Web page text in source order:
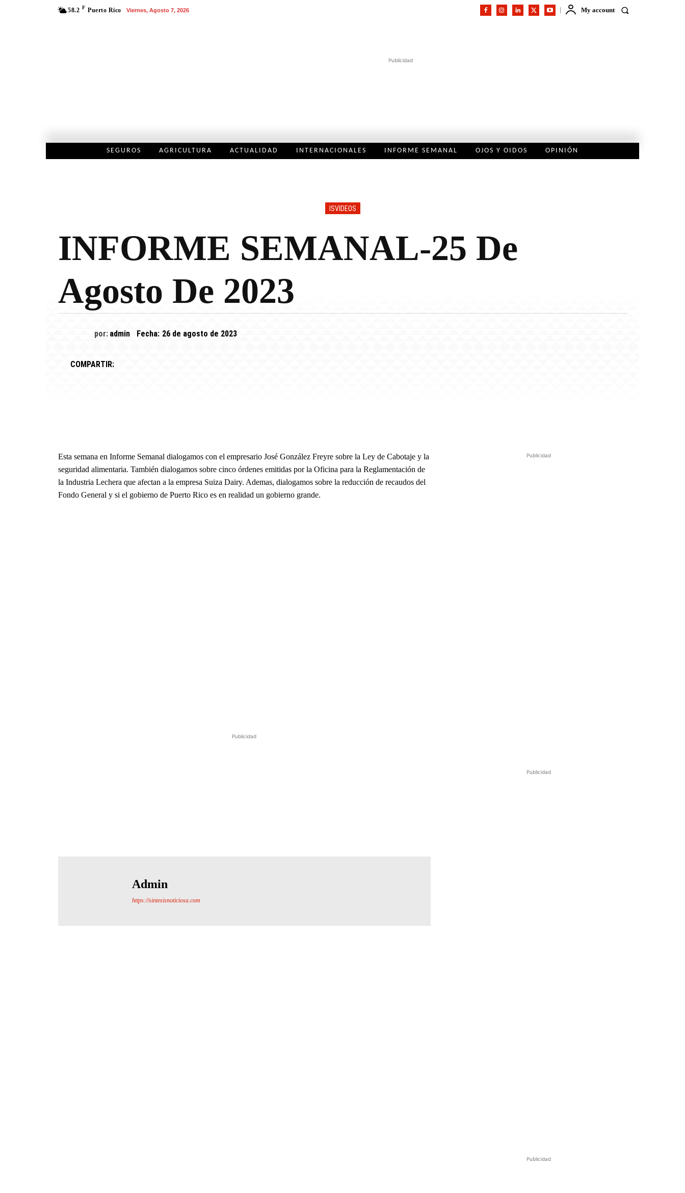
58.2 F Puerto Rico Viernes, Agosto 7, 2026 My account
Publicidad
SEGUROS AGRICULTURA ACTUALIDAD INTERNACIONALES INFORME SEMANAL OJOS Y OIDOS OPINIÓN
ISVIDEOS
INFORME SEMANAL-25 De
Agosto De 2023
por: admin Fecha: 26 de agosto de 2023
COMPARTIR:
Esta semana en Informe Semanal dialogamos con el empresario José González Freyre sobre la Ley de Cabotaje y la
seguridad alimentaria. También dialogamos sobre cinco órdenes emitidas por la Oficina para la Reglamentación de
la Industria Lechera que afectan a la empresa Suiza Dairy. Ademas, dialogamos sobre la reducción de recaudos del
Fondo General y si el gobierno de Puerto Rico es en realidad un gobierno grande.
Publicidad
Admin
https://sintesisnoticiosa.com
Publicidad
Publicidad
Publicidad